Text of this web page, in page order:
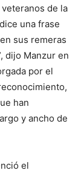
de la
una frase
sus remeras
dijo Manzur en
por el
han
y ancho de
el